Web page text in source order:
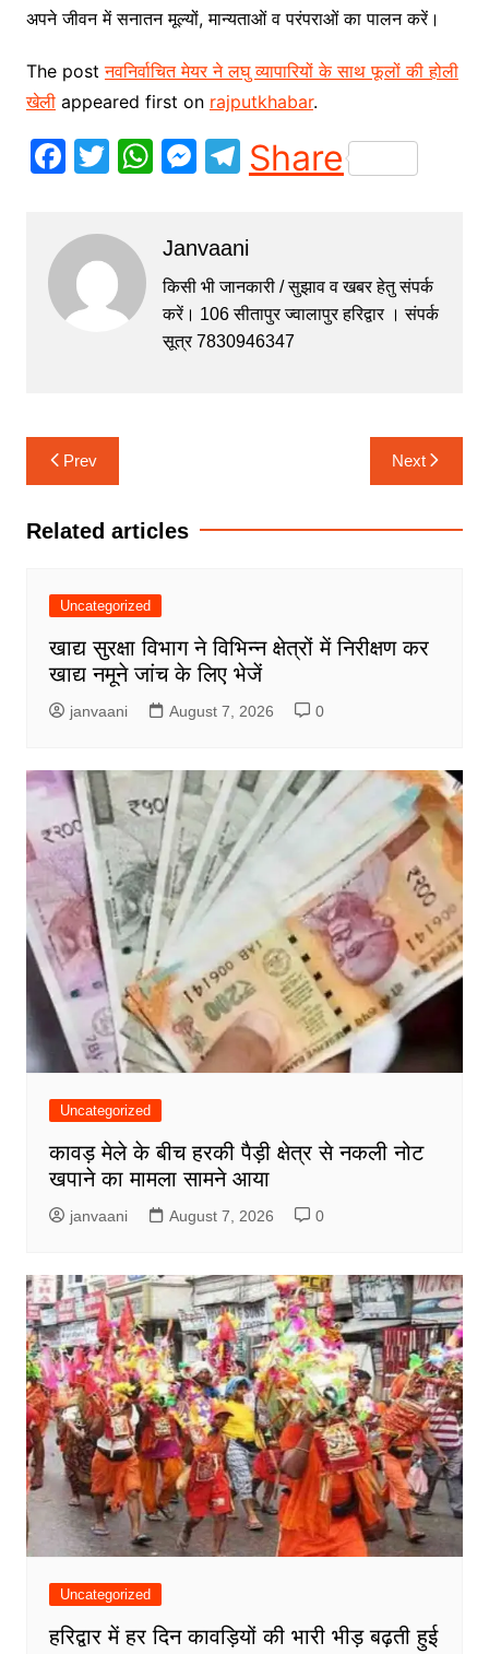
अपने जीवन में सनातन मूल्यों, मान्यताओं व परंपराओं का पालन करें।
The postनवनिर्वाचित मेयर ने लघु व्यापारियों के साथ फूलों की होली
खेलीappeared first on rajputkhabar.
F
c
e
b
o
T
itt
er
W
s
A
p
p
M
s
e
n
T
el
gr
a
m
Share
Janvaani
किसी भी जानकारी / सुझाव व खबर हेतु संपर्क
करें। 106 सीतापुर ज्वालापुर हरिद्वार । संपर्क
सूत्र 7830946347
Post
navigation
Prev Next
Related articles
Uncategorized
खाद्य सुरक्षा विभाग ने विभिन्न क्षेत्रों में निरीक्षण कर
खाद्य नमूने जांच के लिए भेजें
janvaani August 7, 2026 0
Uncategorized
कावड़ मेले के बीच हरकी पैड़ी क्षेत्र से नकली नोट
खपाने का मामला सामने आया
janvaani August 7, 2026 0
Uncategorized
हरिद्वार में हर दिन कावड़ियों की भारी भीड़ बढ़ती हुई